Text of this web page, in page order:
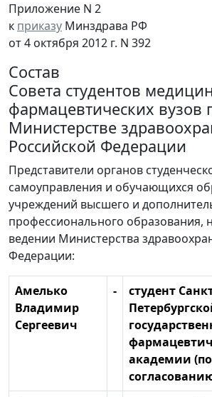
Приложение N 2
к приказу Минздрава РФ
от 4 октября 2012 г. N 392
Состав
Совета студентов
фармацевтических вузов
Министерстве
Российской Федерации
Представители органов
самоуправления и обучающихся
учреждений высшего и
профессионального образования,
ведении Министерства
Федерации:
Амелько
Владимир
Сергеевич
-
студент
академии (по